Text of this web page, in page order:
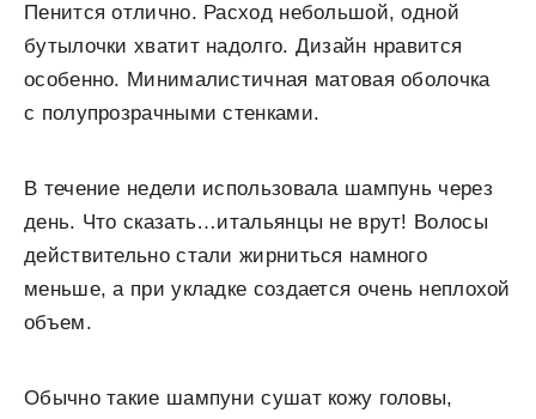
Пенится отлично. Расход небольшой, одной
бутылочки хватит надолго. Дизайн нравится
особенно. Минималистичная матовая оболочка
с полупрозрачными стенками.
В течение недели использовала шампунь через
день. Что сказать…итальянцы не врут! Волосы
действительно стали жирниться намного
меньше, а при укладке создается очень неплохой
объем.
Обычно такие шампуни сушат кожу головы,